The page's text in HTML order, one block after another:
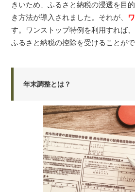
きいため、ふるさと納税の浸透を目
き方法が導入されました。それが、
す。ワンストップ特例を利用すれば
ふるさと納税の控除を受けることがで
年末調整とは？